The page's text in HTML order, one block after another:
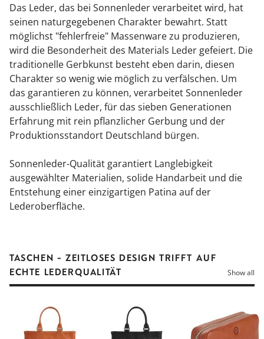
Das Leder, das bei Sonnenleder verarbeitet wird, hat
seinen naturgegebenen Charakter bewahrt. Statt
möglichst "fehlerfreie" Massenware zu produzieren,
wird die Besonderheit des Materials Leder gefeiert. Die
traditionelle Gerbkunst besteht eben darin, diesen
Charakter so wenig wie möglich zu verfälschen. Um
das garantieren zu können, verarbeitet Sonnenleder
ausschließlich Leder, für das sieben Generationen
Erfahrung mit rein pflanzlicher Gerbung und der
Produktionsstandort Deutschland bürgen.
Sonnenleder-Qualität garantiert Langlebigkeit
ausgewählter Materialien, solide Handarbeit und die
Entstehung einer einzigartigen Patina auf der
Lederoberfläche.
TASCHEN - ZEITLOSES DESIGN TRIFFT AUF
ECHTE LEDERQUALITÄT
Show all